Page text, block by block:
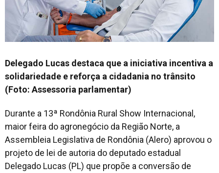
Delegado Lucas destaca que a iniciativa incentiva a
solidariedade e reforça a cidadania no trânsito
(Foto: Assessoria parlamentar)
Durante a 13ª Rondônia Rural Show Internacional,
maior feira do agronegócio da Região Norte, a
Assembleia Legislativa de Rondônia (Alero) aprovou o
projeto de lei de autoria do deputado estadual
Delegado Lucas (PL) que propõe a conversão de